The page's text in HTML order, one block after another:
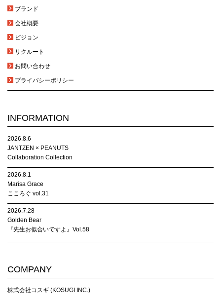
ブランド
会社概要
ビジョン
リクルート
お問い合わせ
プライバシーポリシー
INFORMATION
2026.8.6
JANTZEN × PEANUTS
Collaboration Collection
2026.8.1
Marisa Grace
こころぐ vol.31
2026.7.28
Golden Bear
『先生お似合いですよ』Vol.58
COMPANY
株式会社コスギ (KOSUGI INC.)